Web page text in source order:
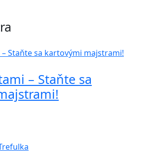
– Staňte sa